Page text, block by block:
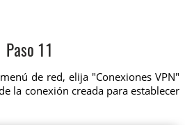
Paso 11
de red, elija "Conexiones VPN"
la conexión creada para establecer